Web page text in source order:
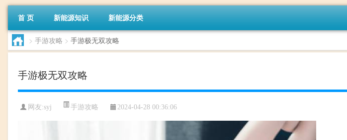
首 页 新能源知识 新能源分类
> 手游攻略 > 手游极无双攻略
手游极无双攻略
网友:syj 手游攻略 2024-04-28 00:36:06